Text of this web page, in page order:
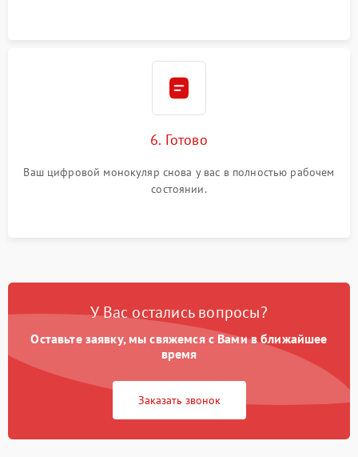
6. Готово
Ваш цифровой монокуляр снова у вас в полностью рабочем
состоянии.
У Вас остались вопросы?
Оставьте заявку, мы свяжемся с Вами в ближайшее
время
Заказать звонок